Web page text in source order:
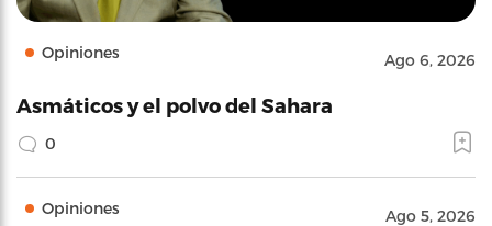
Opiniones Ago 6, 2026
Asmáticos y el polvo del Sahara
0
Opiniones Ago 5, 2026